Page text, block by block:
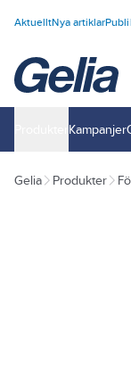
AktuelltNya artiklar
Kampanjer
Gelia Produkter